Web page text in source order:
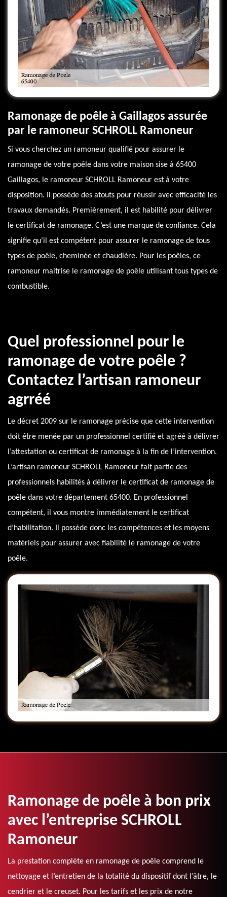
Ramonage de poêle à Gaillagos assurée
par le ramoneur SCHROLL Ramoneur
Si vous cherchez un ramoneur qualifié pour assurer le
ramonage de votre poêle dans votre maison sise à 65400
Gaillagos, le ramoneur SCHROLL Ramoneur est à votre
disposition. Il possède des atouts pour réussir avec efficacité les
travaux demandés. Premièrement, il est habilité pour délivrer
le certificat de ramonage. C’est une marque de confiance. Cela
signifie qu’il est compétent pour assurer le ramonage de tous
types de poêle, cheminée et chaudière. Pour les poêles, ce
ramoneur maitrise le ramonage de poêle utilisant tous types de
combustible.
Quel professionnel pour le
ramonage de votre poêle ?
Contactez l’artisan ramoneur
agrréé
Le décret 2009 sur le ramonage précise que cette intervention
doit être menée par un professionnel certifié et agréé à délivrer
l’attestation ou certificat de ramonage à la fin de l’intervention.
L’artisan ramoneur SCHROLL Ramoneur fait partie des
professionnels habilités à délivrer le certificat de ramonage de
poêle dans votre département 65400. En professionnel
compétent, il vous montre immédiatement le certificat
d’habilitation. Il possède donc les compétences et les moyens
matériels pour assurer avec fiabilité le ramonage de votre
poêle.
Ramonage de poêle à bon prix
avec l’entreprise SCHROLL
Ramoneur
La prestation complète en ramonage de poêle comprend le
nettoyage et l’entretien de la totalité du dispositif dont l’âtre, le
cendrier et le creuset. Pour les tarifs et les prix de notre